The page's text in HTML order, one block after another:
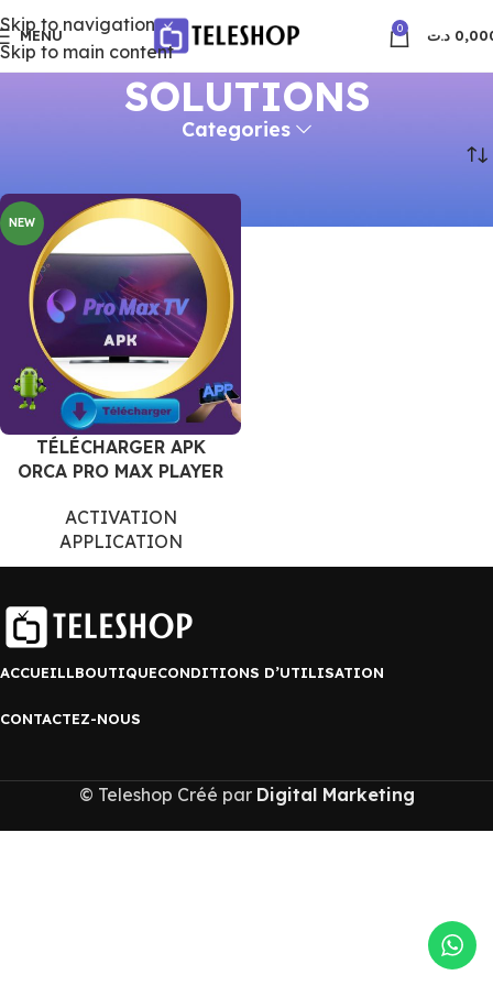
Skip to navigation
Skip to main content
MENU 0 د.ت
SOLUTIONS
Categories
NEW
TÉLÉCHARGER APK
ORCA PRO MAX PLAYER
ACTIVATION
APPLICATION
ACCUEILLBOUTIQUECONDITIONS D’UTILISATION
CONTACTEZ-NOUS
© Teleshop Créé par Digital Marketing